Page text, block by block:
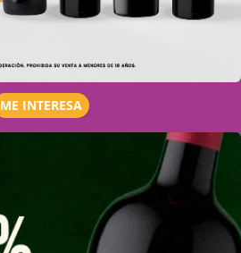
ME INTERESA